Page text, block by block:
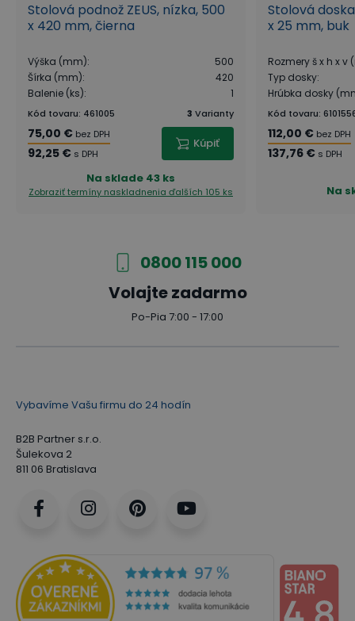
Stolová podnož ZEUS, nízka, 500
x 420 mm, čierna
Výška (mm):
500
Šírka (mm):
420
Balenie (ks): 1
Kód tovaru: 461005 3 Varianty
75,00 € bez DPH
92,25 € s DPH
Kúpiť
Na sklade 43 ks
Zobraziť termíny naskladnenia ďalších 105 ks
Stolová
x 25 mm, buk
Rozmery š x h x v
Typ dosky:
Hrúbka dosky
Kód tovaru:
112,00 € bez DPH
137,76 € s DPH
Na
0800 115 000
Volajte zadarmo
Po-Pia 7:00 - 17:00
Vybavíme Vašu firmu do 24 hodín
B2B Partner s.r.o.
Šulekova 2
811 06 Bratislava